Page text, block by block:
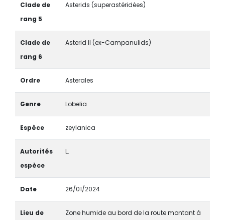
Clade de
rang 5
Asterids (superastéridées)
Clade de
rang 6
Asterid II (ex-Campanulids)
Ordre Asterales
Genre Lobelia
Espèce zeylanica
Autorités
espèce
L.
Date 26/01/2024
Lieu de
Zone humide au bord de la route montant à